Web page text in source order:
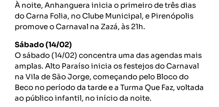
À noite, Anhanguera inicia o primeiro de três dias
do Carna Folia, no Clube Municipal, e Pirenópolis
promove o Carnaval na Zazá, às 21h.
Sábado (14/02)
O sábado (14/02) concentra uma das agendas mais
amplas. Alto Paraíso inicia os festejos do Carnaval
na Vila de São Jorge, começando pelo Bloco do
Beco no período da tarde e a Turma Que Faz, voltada
ao público infantil, no início da noite.